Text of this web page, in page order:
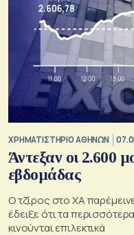
XΡΗΜΑΤΙΣΤΗΡΙΟ ΑΘΗΝΩΝ
Άντεξαν οι 2.600
εβδομάδας
Ο τζίρος στο ΧΑ
έδειξε ότι τα
κινούνται επιλεκτικά